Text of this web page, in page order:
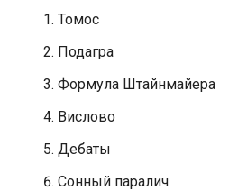
Томос
Подагра
Формула Штайнмайера
Вислово
Дебаты
Сонный паралич